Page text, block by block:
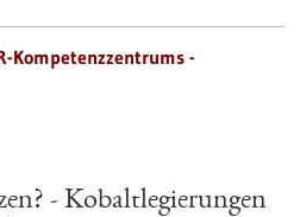
Kompetenzzentrums -
- Kobaltlegierungen